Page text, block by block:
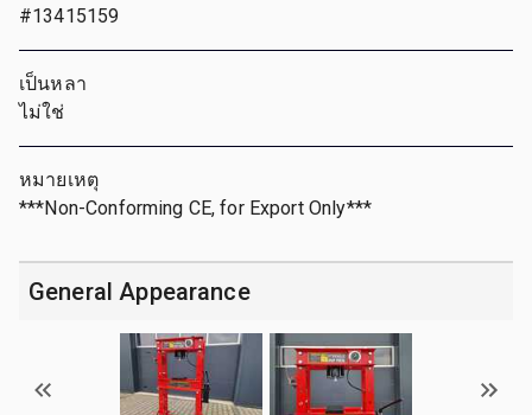
#13415159
เป็นหลา
ไม่ใช่
หมายเหตุ
***Non-Conforming CE, for Export Only***
General Appearance